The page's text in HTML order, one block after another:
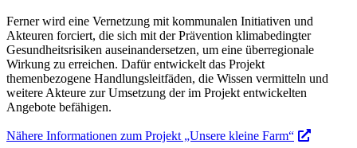
Ferner wird eine Vernetzung mit kommunalen Initiativen und
Akteuren forciert, die sich mit der Prävention klimabedingter
Gesundheitsrisiken auseinandersetzen, um eine überregionale
Wirkung zu erreichen. Dafür entwickelt das Projekt
themenbezogene Handlungsleitfäden, die Wissen vermitteln und
weitere Akteure zur Umsetzung der im Projekt entwickelten
Angebote befähigen.
Nähere Informationen zum Projekt „Unsere kleine Farm“